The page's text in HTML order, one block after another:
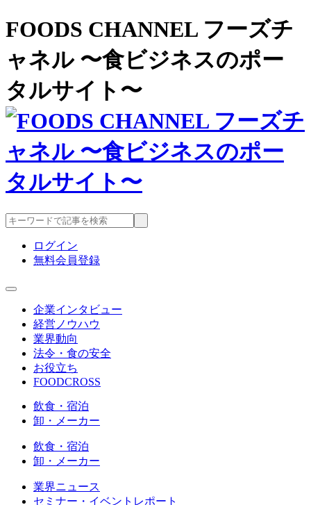
FOODS CHANNEL フーズチ
ャネル 〜食ビジネスのポー
タルサイト〜
ログイン
無料会員登録
企業インタビュー
経営ノウハウ
業界動向
法令・食の安全
お役立ち
FOODCROSS
飲食・宿泊
卸・メーカー
飲食・宿泊
卸・メーカー
業界ニュース
セミナー・イベントレポート